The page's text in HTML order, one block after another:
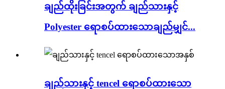
ချည်ထိုးခြင်းအတွက် ချည်သားနှင့်
Polyester ရောစပ်ထားသောချည်မျှင်...
ချည်သားနှင့် tencel ရောစပ်ထားသော